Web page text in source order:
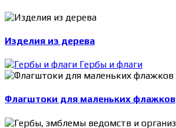
Изделия из дерева
Гербы и флаги
Флагштоки для маленьких флажков